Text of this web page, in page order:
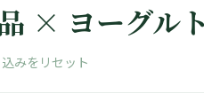
× ヨーグル
みをリセット